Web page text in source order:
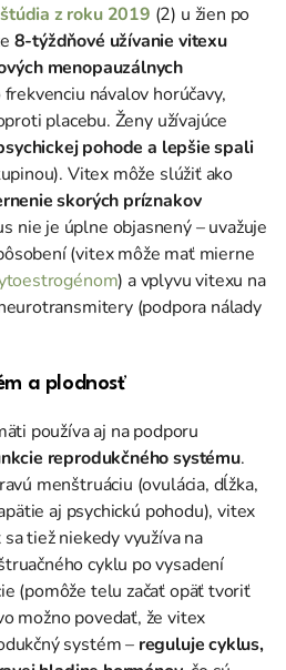
z roku 2019 (2) u žien po
8-týždňové užívanie vitexu
menopauzálnych
návalov horúčavy,
placebu. Ženy užívajúce
pohode a lepšie spali
Vitex môže slúžiť ako
skorých príznakov
nie je úplne objasnený – uvažuje
(vitex môže mať mierne
) a vplyvu vitexu na
(podpora nálady
a plodnosť
používa aj na podporu
reprodukčného systému.
menštruáciu (ovulácia, dĺžka,
aj psychickú pohodu), vitex
tiež niekedy využíva na
cyklu po vysadení
(pomôže telu začať opäť tvoriť
možno povedať, že vitex
systém – reguluje cyklus,